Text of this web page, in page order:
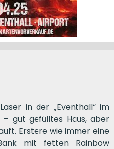
in der „Eventhall“ im
– gut gefülltes Haus, aber
Erstere wie immer eine
mit fetten Rainbow